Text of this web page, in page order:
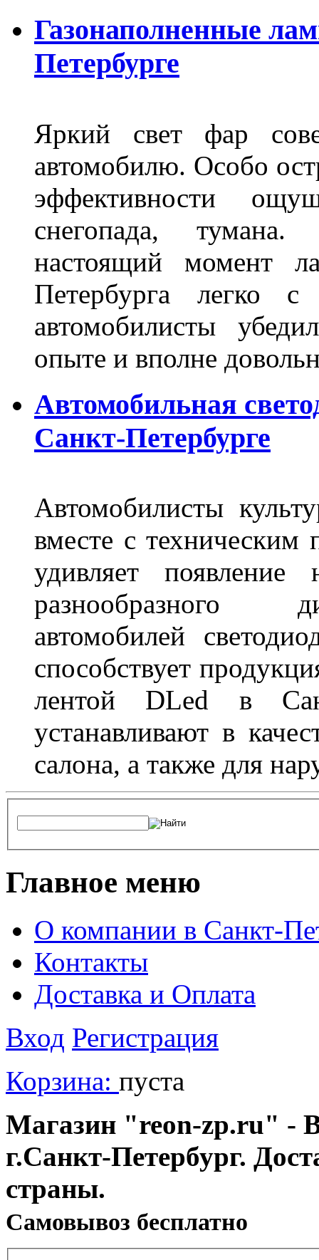
Газонаполненные
Петербурге
Яркий свет фар
автомобилю. Особо
эффективности
снегопада,
настоящий момент
Петербурга легко
автомобилисты
опыте и вполне
Автомобильная
Санкт-Петербурге
Автомобилисты
вместе с техническим
удивляет
разнообразного
автомобилей
способствует
лентой DLed в
устанавливают в
салона, а также для
Главное меню
О компании в Санкт-
Контакты
Доставка и Оплата
Вход Регистрация
Корзина: пуста
Магазин "reon-zp.ru" -
г.Санкт-Петербург.
страны.
Cамовывоз бесплатно